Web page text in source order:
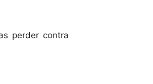
perder contra